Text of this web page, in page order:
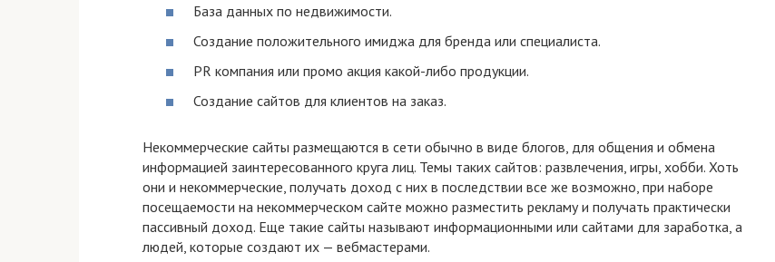
База данных по недвижимости.
Создание положительного имиджа для бренда или специалиста.
PR компания или промо акция какой-либо продукции.
Создание сайтов для клиентов на заказ.
Некоммерческие сайты размещаются в сети обычно в виде блогов, для общения и обмена
информацией заинтересованного круга лиц. Темы таких сайтов: развлечения, игры, хобби. Хоть
они и некоммерческие, получать доход с них в последствии все же возможно, при наборе
посещаемости на некоммерческом сайте можно разместить рекламу и получать практически
пассивный доход. Еще такие сайты называют информационными или сайтами для заработка, а
людей, которые создают их — вебмастерами.